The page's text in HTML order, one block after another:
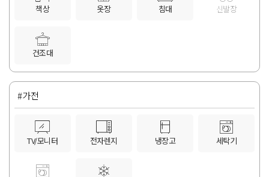
책상 옷장 침대 신발장
건조대
#가전
TV/모니터 전자렌지 냉장고 세탁기